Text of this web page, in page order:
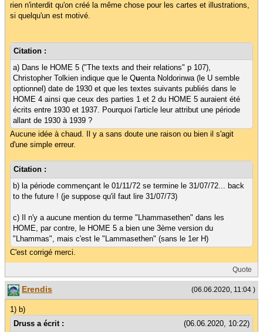
rien n'interdit qu'on créé la même chose pour les cartes et illustrations,
si quelqu'un est motivé.
Citation :
a) Dans le HOME 5 ("The texts and their relations" p 107),
Christopher Tolkien indique que le Quenta Noldorinwa (le U semble
optionnel) date de 1930 et que les textes suivants publiés dans le
HOME 4 ainsi que ceux des parties 1 et 2 du HOME 5 auraient été
écrits entre 1930 et 1937. Pourquoi l'article leur attribut une période
allant de 1930 à 1939 ?
Aucune idée à chaud. Il y a sans doute une raison ou bien il s'agit
d'une simple erreur.
Citation :
b) la période commençant le 01/11/72 se termine le 31/07/72... back
to the future ! (je suppose qu'il faut lire 31/07/73)
c) Il n'y a aucune mention du terme "Lhammasethen" dans les
HOME, par contre, le HOME 5 a bien une 3ème version du
"Lhammas", mais c'est le "Lammasethen" (sans le 1er H)
C'est corrigé merci.
Quote
(06.06.2020, 11:04 )
Erendis
1) b)
(06.06.2020, 10:22)
Druss a écrit :